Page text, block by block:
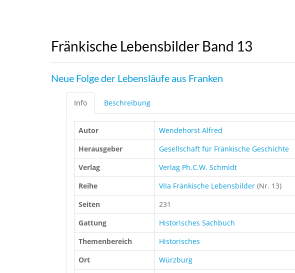
Fränkische Lebensbilder Band 13
Neue Folge der Lebensläufe aus Franken
Info Beschreibung
Autor
Wendehorst Alfred
Herausgeber
Gesellschaft für Fränkische Geschichte
Verlag
Verlag Ph.C.W. Schmidt
Reihe
VIIa Fränkische Lebensbilder (Nr. 13)
Seiten
231
Gattung
Historisches Sachbuch
Themenbereich
Historisches
Ort
Würzburg